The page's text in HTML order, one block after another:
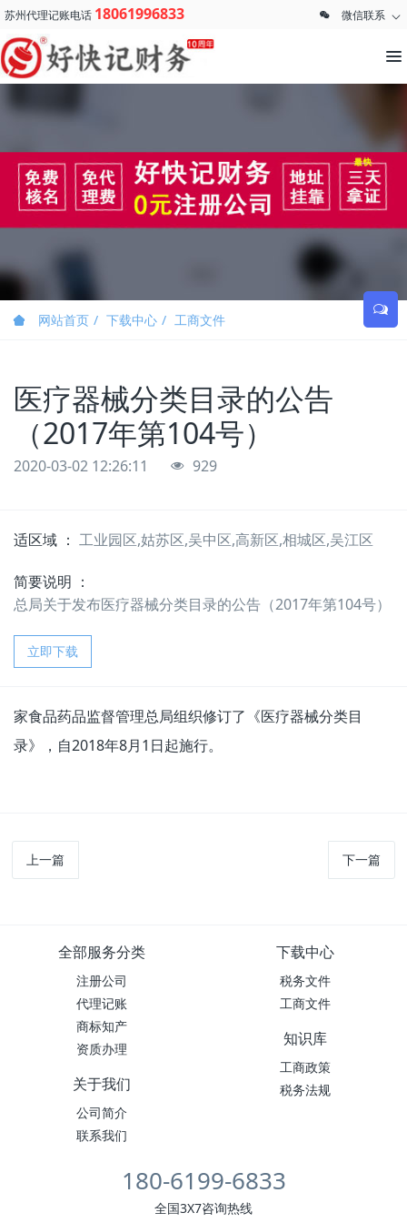
苏州代理记账电话 18061996833 微信联系
网站首页 下载中心 工商文件
医疗器械分类目录的公告
（2017年第104号）
2020-03-02 12:26:11 929
适区域 ： 工业园区,姑苏区,吴中区,高新区,相城区,吴江区
简要说明 ：
总局关于发布医疗器械分类目录的公告（2017年第104号）
立即下载
家食品药品监督管理总局组织修订了《医疗器械分类目
录》，自2018年8月1日起施行。
上一篇 下一篇
全部服务分类
注册公司
代理记账
商标知产
资质办理
下载中心
税务文件
工商文件
知识库
工商政策
税务法规
关于我们
公司简介
联系我们
180-6199-6833
全国3X7咨询热线